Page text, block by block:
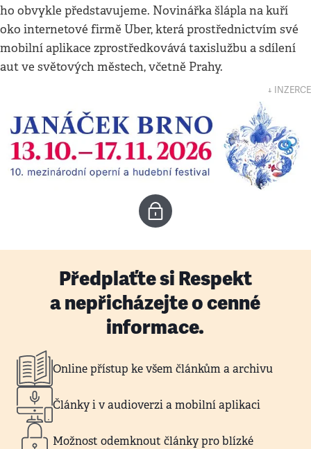
ho obvykle představujeme. Novinářka šlápla na kuří
oko internetové firmě Uber, která prostřednictvím své
mobilní aplikace zprostředkovává taxislužbu a sdílení
aut ve světových městech, včetně Prahy.
↓ INZERCE
Předplaťte si Respekt
a nepřicházejte o cenné
informace.
Online přístup ke všem článkům a archivu
Články i v audioverzi a mobilní aplikaci
Možnost odemknout články pro blízké